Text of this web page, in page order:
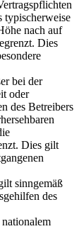
typischerweise
nach auf
Dies
bei der
oder
des Betreibers
Dies gilt
sinngemäß
des